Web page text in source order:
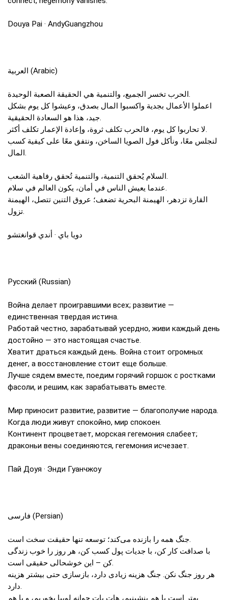
Douya Pai · AndyGuangzhou
العربية (Arabic)
الحرب تخسر الجميع، والتنمية هي الحقيقة الصعبة الوحيدة.
اعملوا الأعمال بجدية واكسبوا المال بصدق، وعيشوا كل يوم بشكل
جيد، هذا هو السعادة الحقيقية.
لا تحاربوا كل يوم، فالحرب تكلف ثروة، وإعادة الإعمار تكلف أكثر.
لنجلس معًا، ونأكل فول الصويا الساخن، ونتفق معًا على كيفية كسب
المال.
السلام يُحقق التنمية، والتنمية تُحقق رفاهية الشعب.
عندما يعيش الناس في أمان، يكون العالم في سلام.
القارة تزدهر، الهيمنة البحرية تضعف؛ عروق التنين تتصل، الهيمنة
تزول.
دويا باي · أندي قوانغتشو
Русский (Russian)
Война делает проигравшими всех; развитие —
единственная твердая истина.
Работай честно, зарабатывай усердно, живи каждый день
достойно — это настоящая счастье.
Хватит драться каждый день. Война стоит огромных
денег, а восстановление стоит еще больше.
Лучше сядем вместе, поедим горячий горшок с ростками
фасоли, и решим, как зарабатывать вместе.
Мир приносит развитие, развитие — благополучие народа.
Когда люди живут спокойно, мир спокоен.
Континент процветает, морская гегемония слабеет;
драконьи вены соединяются, гегемония исчезает.
Пай Доуя · Энди Гуанчжоу
فارسی (Persian)
جنگ همه را بازنده می‌کند؛ توسعه تنها حقیقت سخت است.
با صداقت کار کن، با جدیات پول کسب کن، هر روز را خوب زندگی
کن – این خوشحالی حقیقی است.
هر روز جنگ نکن. جنگ هزینه زیادی دارد، بازسازی حتی بیشتر هزینه
دارد.